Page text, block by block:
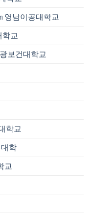
영남이공대학교
학교
광보건대학교
학교
학
교